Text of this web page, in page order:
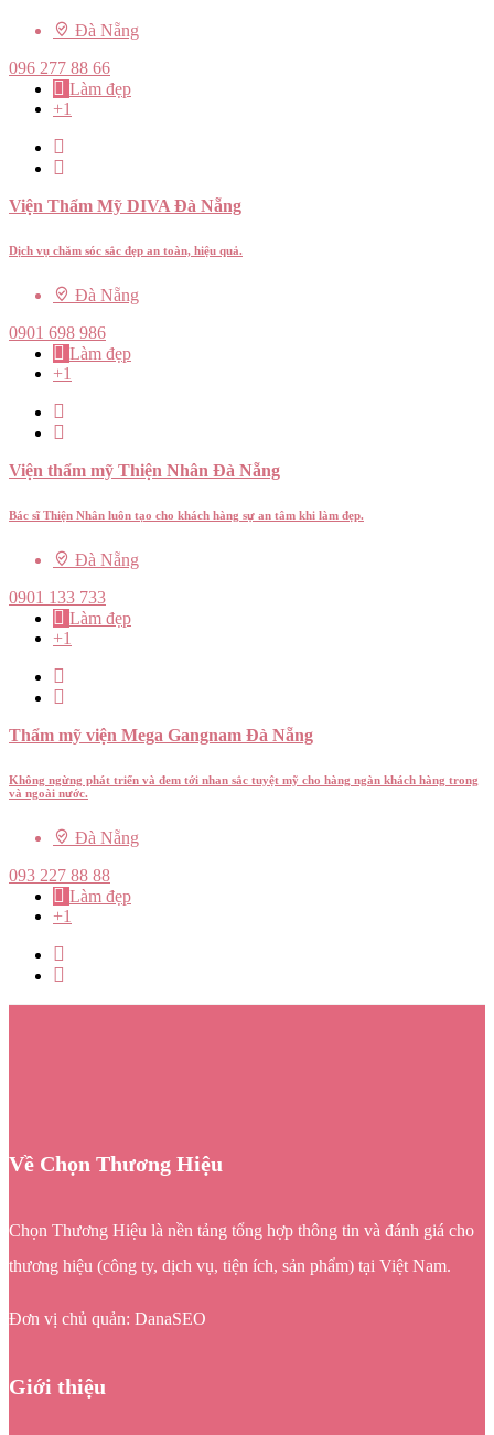
Đà Nẵng
096 277 88 66
Làm đẹp
+1
Viện Thẩm Mỹ DIVA Đà Nẵng
Dịch vụ chăm sóc sắc đẹp an toàn, hiệu quả.
Đà Nẵng
0901 698 986
Làm đẹp
+1
Viện thẩm mỹ Thiện Nhân Đà Nẵng
Bác sĩ Thiện Nhân luôn tạo cho khách hàng sự an tâm khi làm đẹp.
Đà Nẵng
0901 133 733
Làm đẹp
+1
Thẩm mỹ viện Mega Gangnam Đà Nẵng
Không ngừng phát triển và đem tới nhan sắc tuyệt mỹ cho hàng ngàn khách hàng trong
và ngoài nước.
Đà Nẵng
093 227 88 88
Làm đẹp
+1
Về Chọn Thương Hiệu
Chọn Thương Hiệu là nền tảng tổng hợp thông tin và đánh giá cho
thương hiệu (công ty, dịch vụ, tiện ích, sản phẩm) tại Việt Nam.
Đơn vị chủ quản: DanaSEO
Giới thiệu